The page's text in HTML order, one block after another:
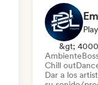
&gt; 4000
Ambiente
Chill out
Dar a los